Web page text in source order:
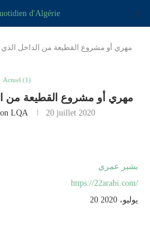
مهري أو مشروع القطيعة من الداخل الذي
Actuel (1)
مهري أو مشروع القطيعة من
LQA 20 juillet 2020
بشير عمري
https://22arabi.com/
يوليو، 2020 20